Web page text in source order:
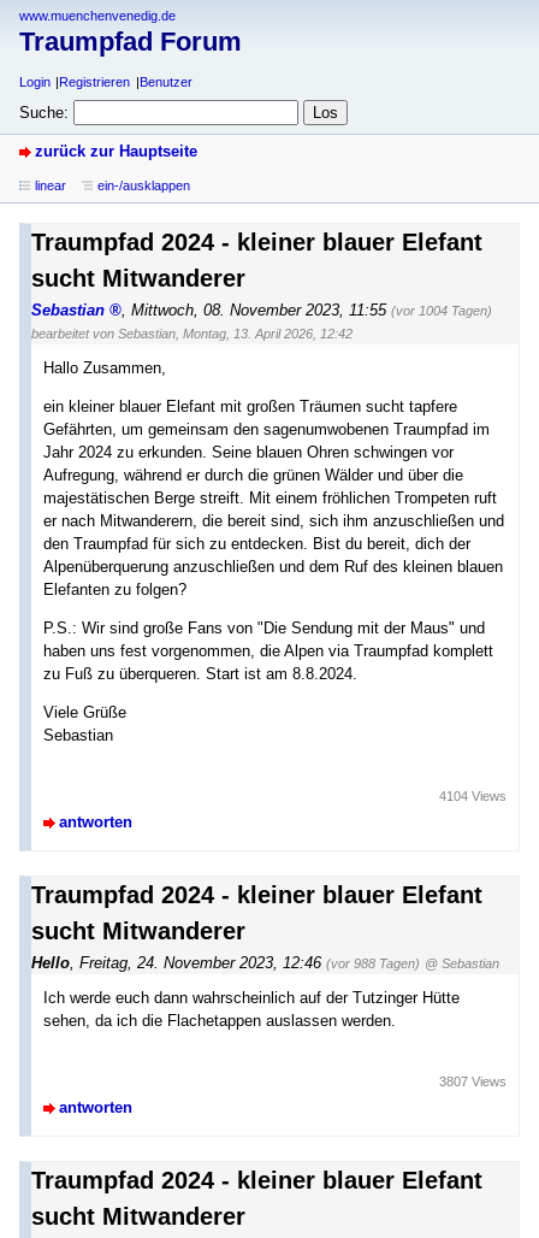
www.muenchenvenedig.de
Traumpfad Forum
Login Registrieren Benutzer
Suche:
zurück zur Hauptseite
linear ein-/ausklappen
Traumpfad 2024 - kleiner blauer Elefant
sucht Mitwanderer
Sebastian Mittwoch, 08. November 2023, 11:55 (vor 1004 Tagen)
bearbeitet von Sebastian Montag, 13. April 2026, 12:42
Hallo Zusammen,
ein kleiner blauer Elefant mit großen Träumen sucht tapfere
Gefährten, um gemeinsam den sagenumwobenen Traumpfad im
Jahr 2024 zu erkunden. Seine blauen Ohren schwingen vor
Aufregung, während er durch die grünen Wälder und über die
majestätischen Berge streift. Mit einem fröhlichen Trompeten ruft
er nach Mitwanderern, die bereit sind, sich ihm anzuschließen und
den Traumpfad für sich zu entdecken. Bist du bereit, dich der
Alpenüberquerung anzuschließen und dem Ruf des kleinen blauen
Elefanten zu folgen?
P.S.: Wir sind große Fans von "Die Sendung mit der Maus" und
haben uns fest vorgenommen, die Alpen via Traumpfad komplett
zu Fuß zu überqueren. Start ist am 8.8.2024.
Viele Grüße
Sebastian
antworten
4104 Views
Traumpfad 2024 - kleiner blauer Elefant
sucht Mitwanderer
Hello, Freitag, 24. November 2023, 12:46 (vor 988 Tagen) @ Sebastian
Ich werde euch dann wahrscheinlich auf der Tutzinger Hütte
sehen, da ich die Flachetappen auslassen werden.
antworten
3807 Views
Traumpfad 2024 - kleiner blauer Elefant
sucht Mitwanderer